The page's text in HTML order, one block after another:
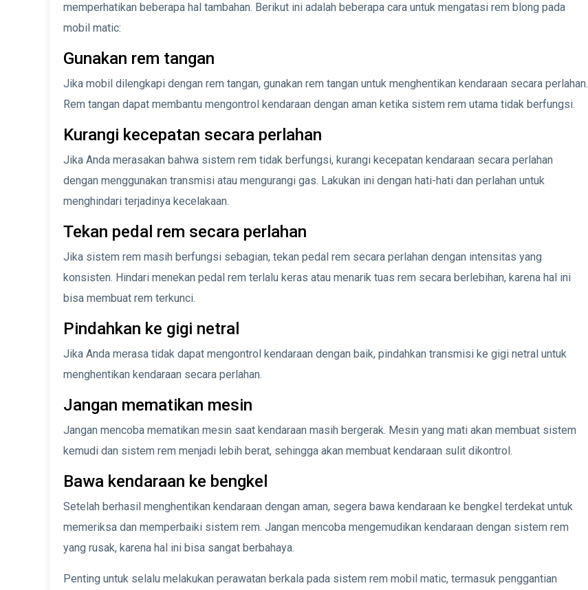
memperhatikan beberapa hal tambahan. Berikut ini adalah beberapa cara untuk mengatasi rem blong pada
mobil matic:
Gunakan rem tangan
Jika mobil dilengkapi dengan rem tangan, gunakan rem tangan untuk menghentikan kendaraan secara perlahan.
Rem tangan dapat membantu mengontrol kendaraan dengan aman ketika sistem rem utama tidak berfungsi.
Kurangi kecepatan secara perlahan
Jika Anda merasakan bahwa sistem rem tidak berfungsi, kurangi kecepatan kendaraan secara perlahan
dengan menggunakan transmisi atau mengurangi gas. Lakukan ini dengan hati-hati dan perlahan untuk
menghindari terjadinya kecelakaan.
Tekan pedal rem secara perlahan
Jika sistem rem masih berfungsi sebagian, tekan pedal rem secara perlahan dengan intensitas yang
konsisten. Hindari menekan pedal rem terlalu keras atau menarik tuas rem secara berlebihan, karena hal ini
bisa membuat rem terkunci.
Pindahkan ke gigi netral
Jika Anda merasa tidak dapat mengontrol kendaraan dengan baik, pindahkan transmisi ke gigi netral untuk
menghentikan kendaraan secara perlahan.
Jangan mematikan mesin
Jangan mencoba mematikan mesin saat kendaraan masih bergerak. Mesin yang mati akan membuat sistem
kemudi dan sistem rem menjadi lebih berat, sehingga akan membuat kendaraan sulit dikontrol.
Bawa kendaraan ke bengkel
Setelah berhasil menghentikan kendaraan dengan aman, segera bawa kendaraan ke bengkel terdekat untuk
memeriksa dan memperbaiki sistem rem. Jangan mencoba mengemudikan kendaraan dengan sistem rem
yang rusak, karena hal ini bisa sangat berbahaya.
Penting untuk selalu melakukan perawatan berkala pada sistem rem mobil matic, termasuk penggantian